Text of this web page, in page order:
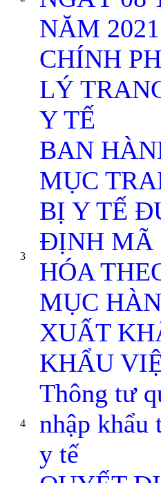
NĂM
CHÍNH
LÝ
Y TẾ
3
BAN
MỤC
BỊ Y TẾ
ĐỊNH MÃ
HÓA
MỤC
XUẤT
KHẨU
4
Thông tư
nhập khẩu
y tế